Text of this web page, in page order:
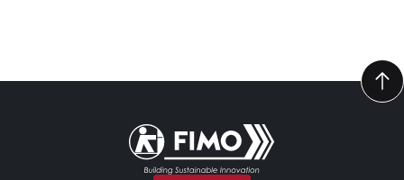
Volver a la página principal